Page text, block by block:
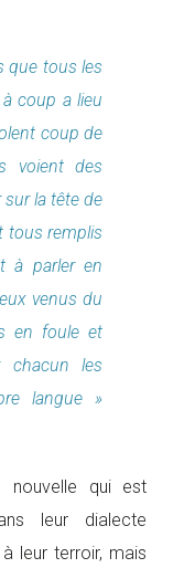
que tous les
coup a lieu
coup de
voient des
la tête de
tous remplis
à parler en
venus du
en foule et
les
langue »
nouvelle qui est
leur dialecte
leur terroir, mais